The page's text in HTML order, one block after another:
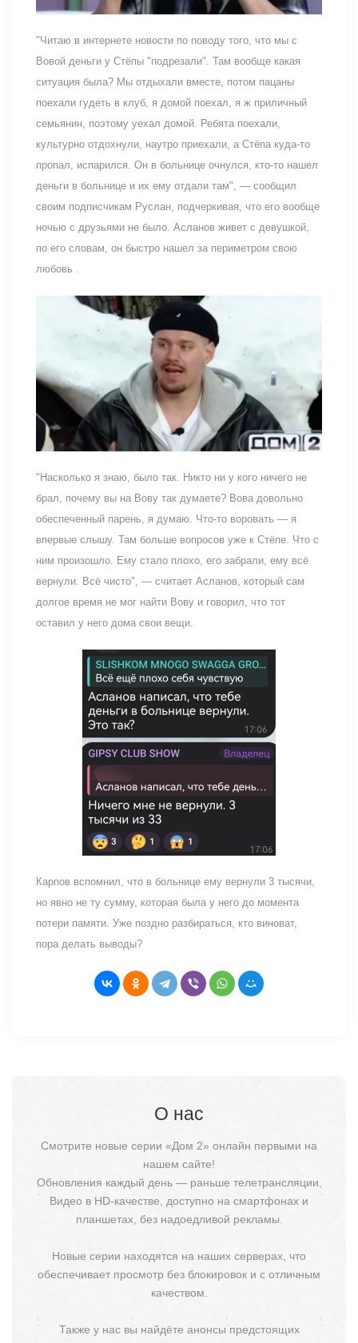
"Читаю в интернете новости по поводу того, что мы с
Вовой деньги у Стёпы "подрезали". Там вообще какая
ситуация была? Мы отдыхали вместе, потом пацаны
поехали гудеть в клуб, я домой поехал, я ж приличный
семьянин, поэтому уехал домой. Ребята поехали,
культурно отдохнули, наутро приехали, а Стёпа куда-то
пропал, испарился. Он в больнице очнулся, кто-то нашел
деньги в больнице и их ему отдали там", — сообщил
своим подписчикам Руслан, подчеркивая, что его вообще
ночью с друзьями не было. Асланов живет с девушкой,
по его словам, он быстро нашел за периметром свою
любовь .
"Насколько я знаю, было так. Никто ни у кого ничего не
брал, почему вы на Вову так думаете? Вова довольно
обеспеченный парень, я думаю. Что-то воровать — я
впервые слышу. Там больше вопросов уже к Стёпе. Что с
ним произошло. Ему стало плохо, его забрали, ему всё
вернули. Всё чисто", — считает Асланов, который сам
долгое время не мог найти Вову и говорил, что тот
оставил у него дома свои вещи.
Карпов вспомнил, что в больнице ему вернули 3 тысячи,
но явно не ту сумму, которая была у него до момента
потери памяти. Уже поздно разбираться, кто виноват,
пора делать выводы?
О нас
Смотрите новые серии «Дом 2» онлайн первыми на
нашем сайте!
Обновления каждый день — раньше телетрансляции.
Видео в HD-качестве, доступно на смартфонах и
планшетах, без надоедливой рекламы.
Новые серии находятся на наших серверах, что
обеспечивает просмотр без блокировок и с отличным
качеством.
Также у нас вы найдёте анонсы предстоящих